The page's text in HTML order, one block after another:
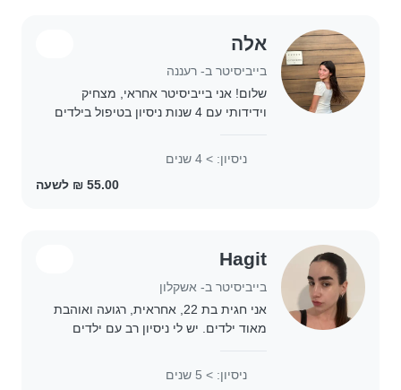
אלה
בייביסיטר ב- רעננה
שלום! אני בייביסיטר אחראי, מצחיק
וידידותי עם 4 שנות ניסיון בטיפול בילדים
מוזיקה ולשחק משחקים עם הילדים. אני..
ניסיון: > 4 שנים
Hagit
בייביסיטר ב- אשקלון
אני חגית בת 22, אחראית, רגועה ואוהבת
מאוד ילדים. יש לי ניסיון רב עם ילדים
ניסיון: > 5 שנים